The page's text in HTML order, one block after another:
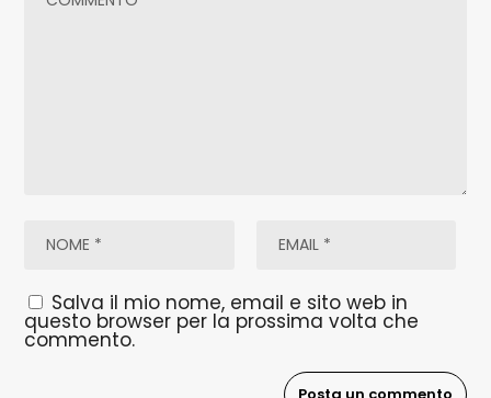
Salva il mio nome, email e sito web in
questo browser per la prossima volta che
commento.